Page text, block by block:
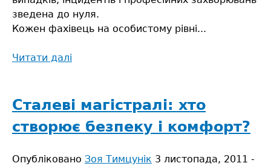
зведена до нуля.
Кожен фахівець на особистому рівні...
Читати далі
кроків
до
безпечного
Сталеві магістралі: хто
створює безпеку і комфорт?
Опубліковано Зоя Тимцунік 3 листопада, 2011 -